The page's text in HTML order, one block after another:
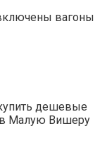
вагоны
дешевые
в Малую Вишеру